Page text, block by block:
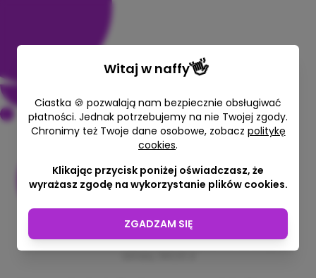
Diagnoza wypalenia
Aleksandra Kulga
380,00 zł 330,00 zł
Witaj w naffy 👋
Ciastka 🍪 pozwalają nam bezpiecznie obsługiwać
płatności. Jednak potrzebujemy na nie Twojej zgody.
Chronimy też Twoje dane osobowe, zobacz politykę
cookies.
Klikając przycisk poniżej oświadczasz, że
wyrażasz zgodę na wykorzystanie plików cookies.
ZGADZAM SIĘ